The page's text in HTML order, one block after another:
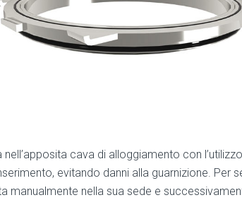
cava di alloggiamento con
evitando danni alla guarnizione. Per
manualmente nella sua sede e